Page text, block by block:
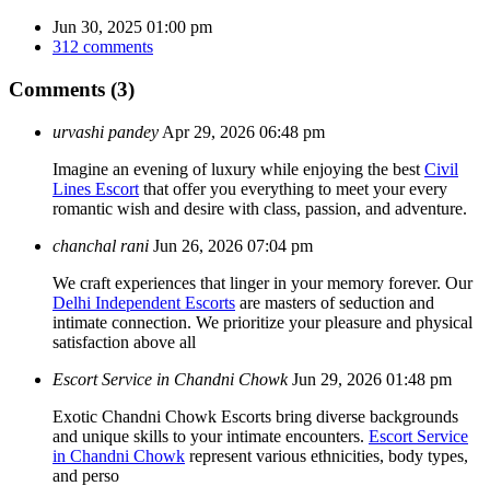
Jun 30, 2025 01:00 pm
312 comments
Comments (3)
urvashi pandey Apr 29, 2026 06:48 pm
Imagine an evening of luxury while enjoying the best Civil
Lines Escort that offer you everything to meet your every
romantic wish and desire with class, passion, and adventure.
chanchal rani Jun 26, 2026 07:04 pm
We craft experiences that linger in your memory forever. Our
Delhi Independent Escorts are masters of seduction and
intimate connection. We prioritize your pleasure and physical
satisfaction above all
Escort Service in Chandni Chowk Jun 29, 2026 01:48 pm
Exotic Chandni Chowk Escorts bring diverse backgrounds
and unique skills to your intimate encounters. Escort Service
in Chandni Chowk represent various ethnicities, body types,
and perso